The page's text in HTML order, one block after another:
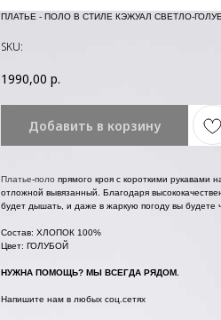
ПЛАТЬЕ - ПОЛО В СТИЛЕ КЭЖУАЛ СВЕТЛО-
SKU:
1990,00 р.
Добавить в корзину
Платье-поло прямого кроя с короткими рукавами
отложной вывязанный. Благодаря
будет дышать, и даже в жаркую погоду вы будете
Состав: ХЛОПОК 100%
Цвет: ГОЛУБОЙ
НУЖНА ПОМОЩЬ? МЫ ВСЕГДА РЯДОМ.
Напишите нам в любых соц.сетях